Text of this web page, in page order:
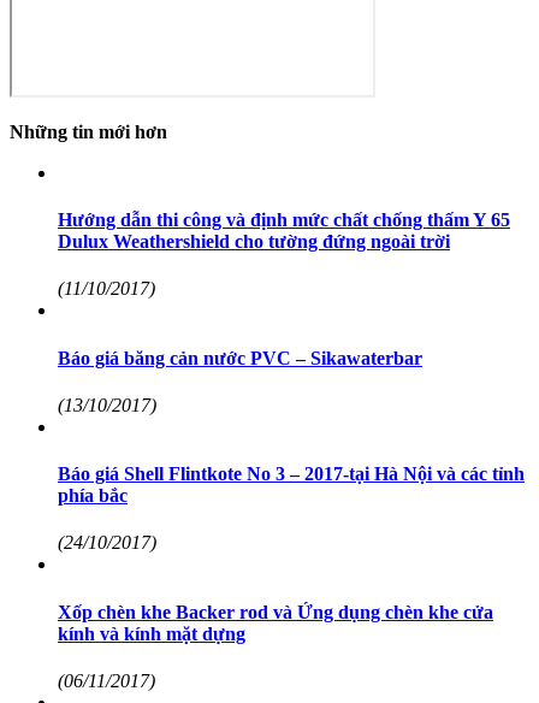
Những tin mới hơn
Hướng dẫn thi công và định mức chất chống thấm Y 65
Dulux Weathershield cho tường đứng ngoài trời
(11/10/2017)
Báo giá băng cản nước PVC – Sikawaterbar
(13/10/2017)
Báo giá Shell Flintkote No 3 – 2017-tại Hà Nội và các tỉnh
phía bắc
(24/10/2017)
Xốp chèn khe Backer rod và Ứng dụng chèn khe cửa
kính và kính mặt dựng
(06/11/2017)